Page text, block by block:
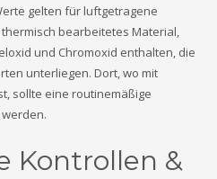
gelten für luftgetragene
bearbeitetes Material,
und Chromoxid enthalten, die
unterliegen. Dort, wo mit
sollte eine routinemäßige
Kontrollen &